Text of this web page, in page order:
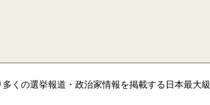
くの選挙報道・政治家情報を掲載する日本最大